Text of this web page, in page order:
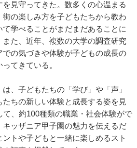
見守ってきた。数多くの心温まる
の楽しみ方を子どもたちから教わ
て学べることがまだまだあることに
た、近年、複数の大学の調査研究
の気づきや体験が子どもの成長の
てきている。
、子どもたちの「学び」や「声」
たちの新しい体験と成長する姿を見
て、約100種類の職業・社会体験がで
キッザニア甲子園の魅力を伝えるだ
トや子どもと一緒に楽しめるスト